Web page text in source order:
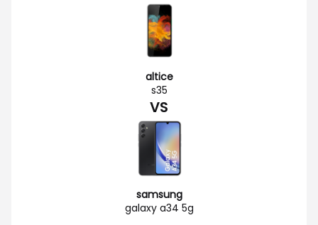
altice
s35
VS
samsung
galaxy a34 5g